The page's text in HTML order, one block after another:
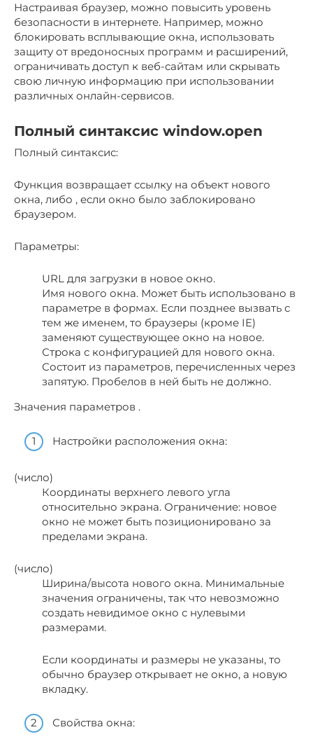
Настраивая браузер, можно повысить уровень
безопасности в интернете. Например, можно
блокировать всплывающие окна, использовать
защиту от вредоносных программ и расширений,
ограничивать доступ к веб-сайтам или скрывать
свою личную информацию при использовании
различных онлайн-сервисов.
Полный синтаксис window.open
Полный синтаксис:
Функция возвращает ссылку на объект нового
окна, либо , если окно было заблокировано
браузером.
Параметры:
URL для загрузки в новое окно.
Имя нового окна. Может быть использовано в
параметре в формах. Если позднее вызвать с
тем же именем, то браузеры (кроме IE)
заменяют существующее окно на новое.
Строка с конфигурацией для нового окна.
Состоит из параметров, перечисленных через
запятую. Пробелов в ней быть не должно.
Значения параметров .
Настройки расположения окна:
(число)
Координаты верхнего левого угла
относительно экрана. Ограничение: новое
окно не может быть позиционировано за
пределами экрана.
(число)
Ширина/высота нового окна. Минимальные
значения ограничены, так что невозможно
создать невидимое окно с нулевыми
размерами.
Если координаты и размеры не указаны, то
обычно браузер открывает не окно, а новую
вкладку.
Свойства окна: